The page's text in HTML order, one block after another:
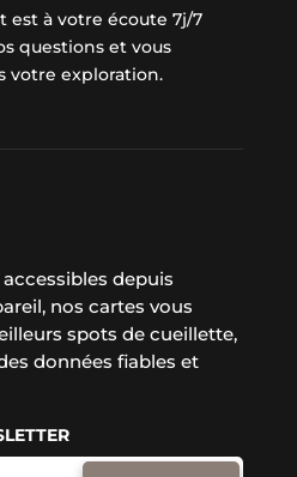
est à votre écoute 7j/7
questions et vous
votre exploration.
depuis
nos cartes vous
spots de cueillette,
données fiables et